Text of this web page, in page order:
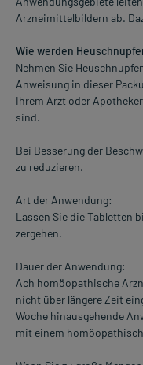
Arzneimittelbildern ab.
Wie werden
Nehmen Sie
Anweisung in dieser
Ihrem Arzt oder
sind.
Bei Besserung der
zu reduzieren.
Art der Anwendung:
Lassen Sie die Tabletten
zergehen.
Dauer der Anwendung:
Ach homöopathische
nicht über längere Zeit
Woche hinausgehende
mit einem